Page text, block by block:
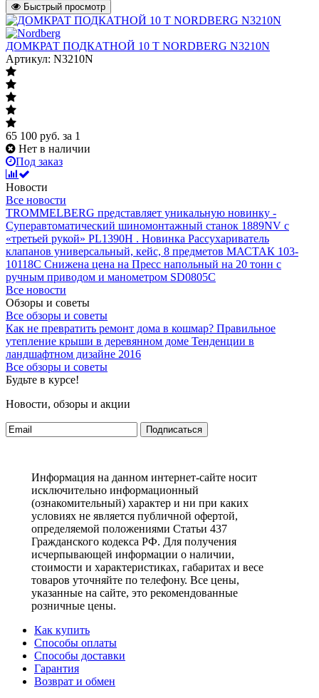
Быстрый просмотр
ДОМКРАТ ПОДКАТНОЙ 10 Т NORDBERG N3210N
Артикул: N3210N
65 100 руб. за 1
Нет в наличии
Под заказ
Новости
Все новости
TROMMELBERG представляет уникальную новинку -
Суперавтоматический шиномонтажный станок 1889NV с
«третьей рукой» PL1390H . Новинка Рассухариватель
клапанов универсальный, кейс, 8 предметов МАСТАК 103-
10118C Снижена цена на Пресс напольный на 20 тонн с
ручным приводом и манометром SD0805C
Все новости
Обзоры и советы
Все обзоры и советы
Как не превратить ремонт дома в кошмар? Правильное
утепление крыши в деревянном доме Тенденции в
ландшафтном дизайне 2016
Все обзоры и советы
Будьте в курсе!
Новости, обзоры и акции
Подписаться
Информация на данном интернет-сайте носит
исключительно информационный
(ознакомительный) характер и ни при каких
условиях не является публичной офертой,
определяемой положениями Статьи 437
Гражданского кодекса РФ. Для получения
исчерпывающей информации о наличии,
стоимости и характеристиках, габаритах и весе
товаров уточняйте по телефону. Все цены,
указанные на сайте, это рекомендованные
розничные цены.
Как купить
Способы оплаты
Способы доставки
Гарантия
Возврат и обмен